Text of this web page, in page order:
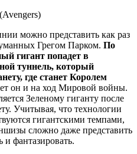
можно представить как раз
Грегом Парком. По
гигант попадет в
туннель, который
где станет Королем
он и на ход Мировой войны.
Зеленому гиганту после
Учитывая, что технологии
гигантскими темпами,
сложно даже представить
и фантазировать.